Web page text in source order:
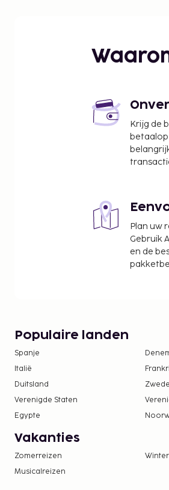
Parc d'Avroy - 7,7 km
Sint-Lambertusplein - 9 km
Ilot St Michel - 9 km
De dichtstbijgelegen
Maastricht (MST-Maastricht -
Een verplichte toeslag
deze accommodatie
Krijg de
Plan uw
Gebruik
en de
Populaire landen
Spanje
Italië
Duitsland
Verenigde Staten
Egypte
Vakanties
Zomerreizen
Musicalreizen